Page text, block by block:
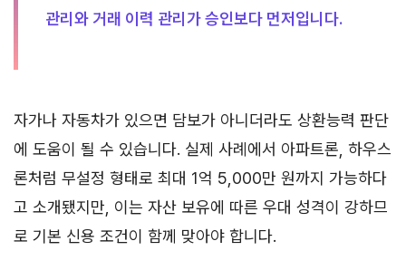
관리와 거래 이력 관리가 승인보다 먼저입니다.
자가나 자동차가 있으면 담보가 아니더라도 상환능력 판단
에 도움이 될 수 있습니다. 실제 사례에서 아파트론, 하우스
론처럼 무설정 형태로 최대 1억 5,000만 원까지 가능하다
고 소개됐지만, 이는 자산 보유에 따른 우대 성격이 강하므
로 기본 신용 조건이 함께 맞아야 합니다.